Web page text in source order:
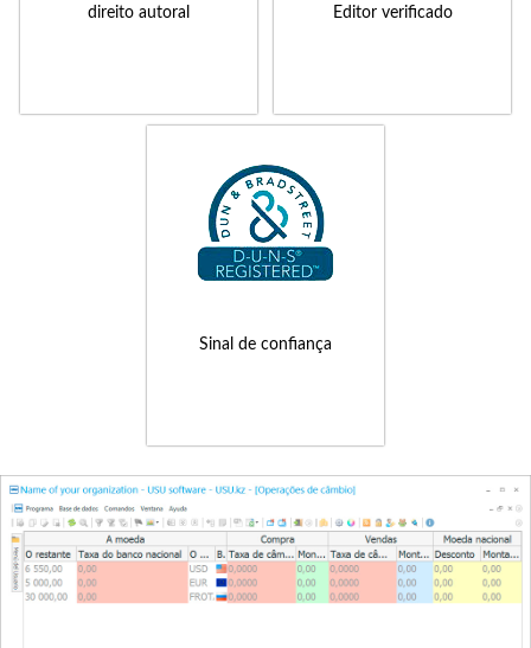
direito autoral Editor verificado
Sinal de confiança